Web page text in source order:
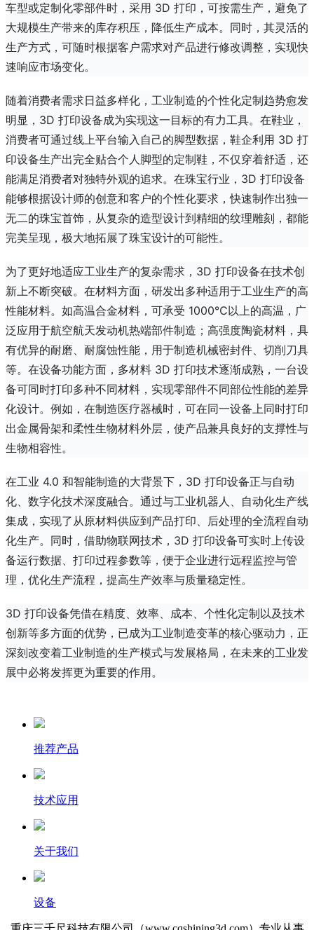
车型或定制化零部件时，采用 3D 打印，可按需生产，避免了
大规模生产带来的库存积压，降低生产成本。同时，其灵活的
生产方式，可随时根据客户需求对产品进行修改调整，实现快
速响应市场变化。
随着消费者需求日益多样化，工业制造的个性化定制趋势愈发
明显，3D 打印设备成为实现这一目标的有力工具。在鞋业，
消费者可通过线上平台输入自己的脚型数据，鞋企利用 3D 打
印设备生产出完全贴合个人脚型的定制鞋，不仅穿着舒适，还
能满足消费者对独特外观的追求。在珠宝行业，3D 打印设备
能够根据设计师的创意和客户的个性化要求，快速制作出独一
无二的珠宝首饰，从复杂的造型设计到精细的纹理雕刻，都能
完美呈现，极大地拓展了珠宝设计的可能性。
为了更好地适应工业生产的复杂需求，3D 打印设备在技术创
新上不断突破。在材料方面，研发出多种适用于工业生产的高
性能材料。如高温合金材料，可承受 1000℃以上的高温，广
泛应用于航空航天发动机热端部件制造；高强度陶瓷材料，具
有优异的耐磨、耐腐蚀性能，用于制造机械密封件、切削刀具
等。在设备功能方面，多材料 3D 打印技术逐渐成熟，一台设
备可同时打印多种不同材料，实现零部件不同部位性能的差异
化设计。例如，在制造医疗器械时，可在同一设备上同时打印
出金属骨架和柔性生物材料外层，使产品兼具良好的支撑性与
生物相容性。
在工业 4.0 和智能制造的大背景下，3D 打印设备正与自动
化、数字化技术深度融合。通过与工业机器人、自动化生产线
集成，实现了从原材料供应到产品打印、后处理的全流程自动
化生产。同时，借助物联网技术，3D 打印设备可实时上传设
备运行数据、打印过程参数等，便于企业进行远程监控与管
理，优化生产流程，提高生产效率与质量稳定性。
3D 打印设备凭借在精度、效率、成本、个性化定制以及技术
创新等多方面的优势，已成为工业制造变革的核心驱动力，正
深刻改变着工业制造的生产模式与发展格局，在未来的工业发
展中必将发挥更为重要的作用。
推荐产品
技术应用
关于我们
设备